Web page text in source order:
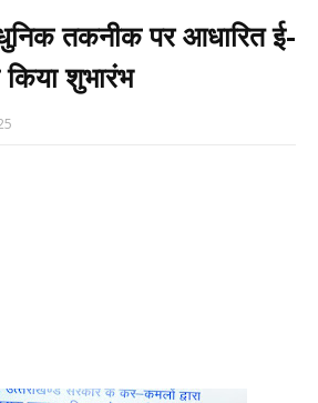
तकनीक पर आधारित ई-
शुभारंभ